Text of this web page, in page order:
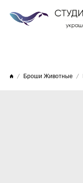
Броши Животные